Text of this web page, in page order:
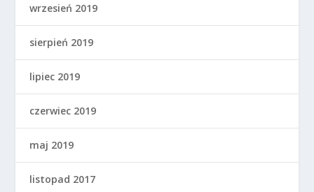
wrzesień 2019
sierpień 2019
lipiec 2019
czerwiec 2019
maj 2019
listopad 2017